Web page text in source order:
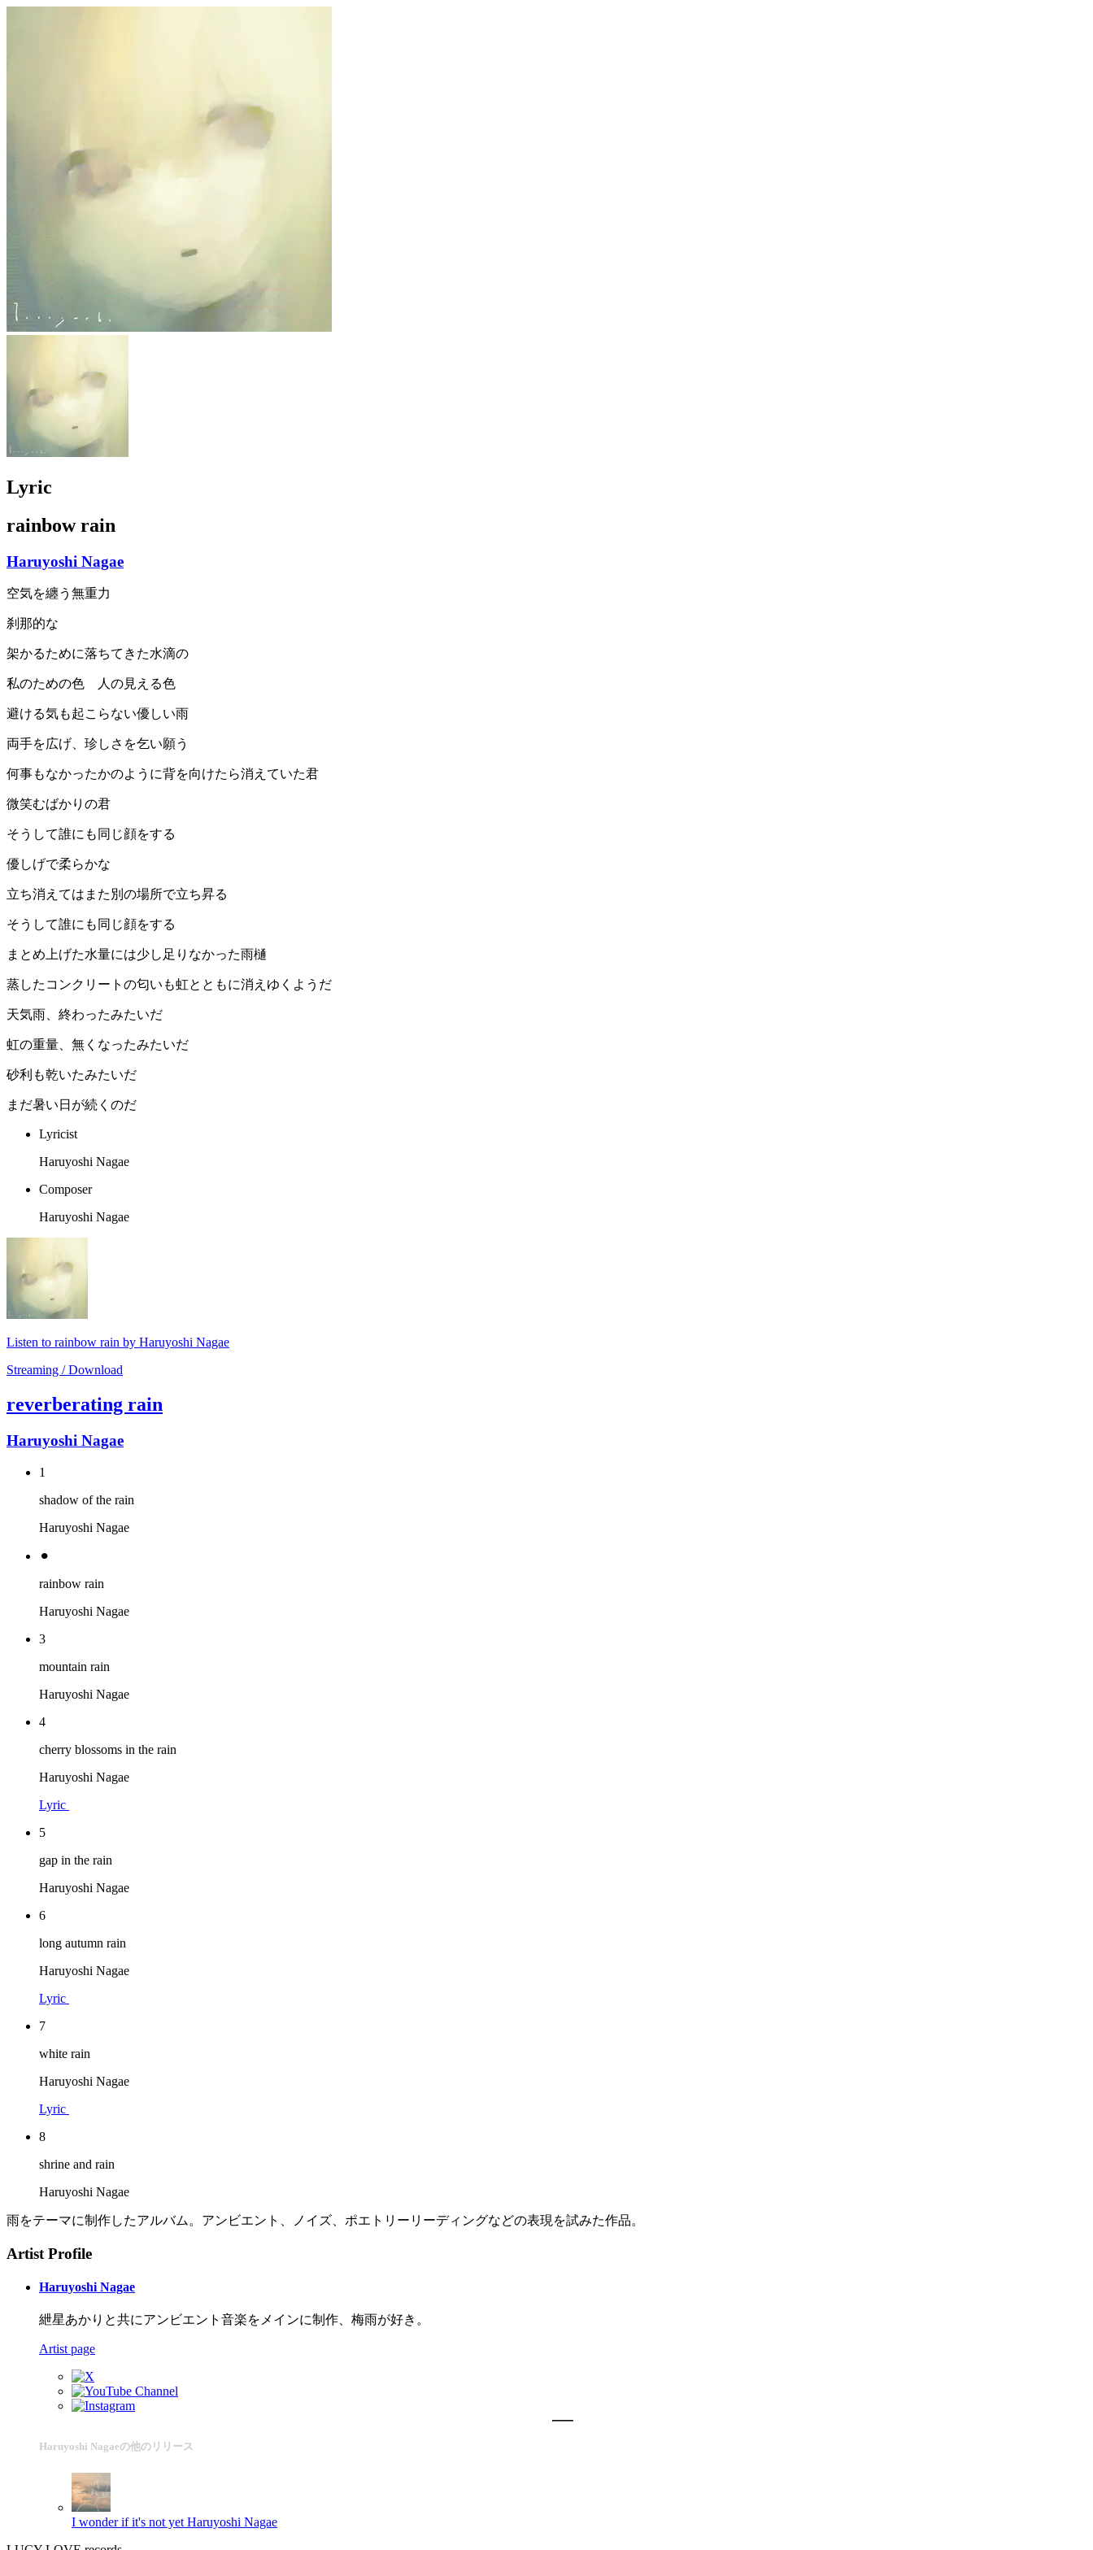
Lyric
rainbow rain
Haruyoshi Nagae
空気を纏う無重力
刹那的な
架かるために落ちてきた水滴の
私のための色 人の見える色
避ける気も起こらない優しい雨
両手を広げ、珍しさを乞い願う
何事もなかったかのように背を向けたら消えていた君
微笑むばかりの君
そうして誰にも同じ顔をする
優しげで柔らかな
立ち消えてはまた別の場所で立ち昇る
そうして誰にも同じ顔をする
まとめ上げた水量には少し足りなかった雨樋
蒸したコンクリートの匂いも虹とともに消えゆくようだ
天気雨、終わったみたいだ
虹の重量、無くなったみたいだ
砂利も乾いたみたいだ
まだ暑い日が続くのだ
Lyricist
Haruyoshi Nagae
Composer
Haruyoshi Nagae
Listen to rainbow rain by Haruyoshi Nagae
Streaming / Download
reverberating rain
Haruyoshi Nagae
1
shadow of the rain
Haruyoshi Nagae
⚫︎
rainbow rain
Haruyoshi Nagae
3
mountain rain
Haruyoshi Nagae
4
cherry blossoms in the rain
Haruyoshi Nagae
Lyric
5
gap in the rain
Haruyoshi Nagae
6
long autumn rain
Haruyoshi Nagae
Lyric
7
white rain
Haruyoshi Nagae
Lyric
8
shrine and rain
Haruyoshi Nagae
雨をテーマに制作したアルバム。アンビエント、ノイズ、ポエトリーリーディングなどの表現を試みた作品。
Artist Profile
Haruyoshi Nagae
紲星あかりと共にアンビエント音楽をメインに制作、梅雨が好き。
Artist page
Haruyoshi Nagaeの他のリリース
I wonder if it's not yet Haruyoshi Nagae